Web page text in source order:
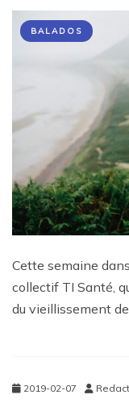
BALADOS
Cette semaine
collectif TI Santé,
du vieillissement
2019-02-07